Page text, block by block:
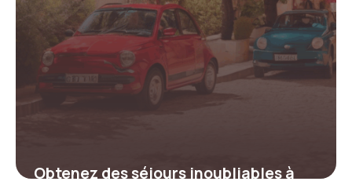
Obtenez des séjours inoubliables à